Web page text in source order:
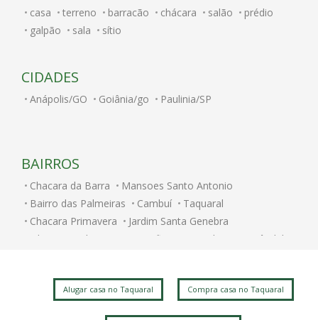
casa terreno barracão chácara salão
prédio
galpão
sala sítio
CIDADES
Anápolis/GO Goiânia/go Paulinia/SP
BAIRROS
Chacara da Barra
Mansoes Santo Antonio
Bairro das Palmeiras
Cambuí
Taquaral
Chacara Primavera
Jardim Santa Genebra
Vila Proost de Souza
Bonfim
Fazenda Santa Cândida
Parque Prado
Sao Bernardo
Centro
Alugar casa no Taquaral Compra casa no Taquaral